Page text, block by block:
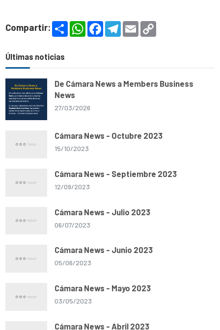
Compartir:
S
h
W
h
F
T
e
m
E
m
k
Últimas noticias
De Cámara News a Members Business
News
27/03/2026
Cámara News - Octubre 2023
15/10/2023
Cámara News - Septiembre 2023
12/09/2023
Cámara News - Julio 2023
06/07/2023
Cámara News - Junio 2023
05/06/2023
Cámara News - Mayo 2023
03/05/2023
Cámara News - Abril 2023